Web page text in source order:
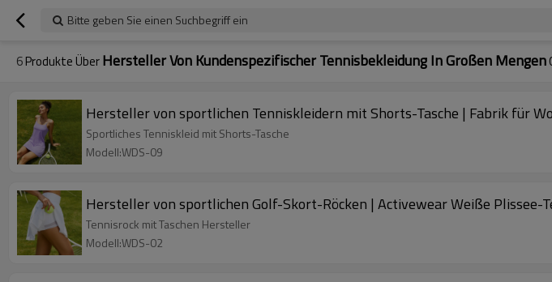
Bitte geben Sie einen Suchbegriff ein
6Produkte ÜberHersteller Von Kundenspezifischer Tennisbekleidung In Großen Mengen
Hersteller von sportlichen Tenniskleidern mit Shorts-Tasche | Fabrik für
Sportliches Tenniskleid mit Shorts-Tasche
Modell:WDS-09
Hersteller von sportlichen Golf-Skort-Röcken | Activewear Weiße Plissee-
Tennisrock mit Taschen Hersteller
Modell:WDS-02